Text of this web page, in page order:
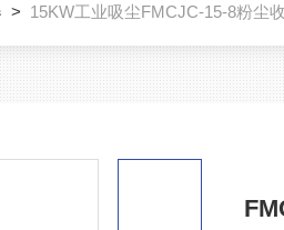
> 15KW工业吸尘FMCJC-15-8粉尘